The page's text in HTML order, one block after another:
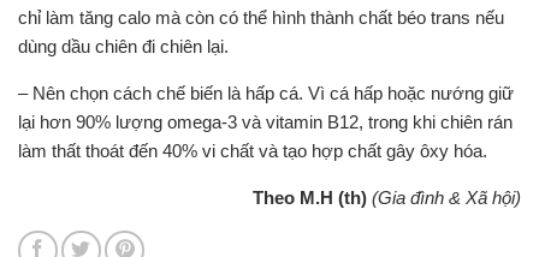
chỉ làm tăng calo mà còn có thể hình thành chất béo trans nếu
dùng dầu chiên đi chiên lại.
– Nên chọn cách chế biến là hấp cá. Vì cá hấp hoặc nướng giữ
lại hơn 90% lượng omega-3 và vitamin B12, trong khi chiên rán
làm thất thoát đến 40% vi chất và tạo hợp chất gây ôxy hóa.
Theo M.H (th) (Gia đình & Xã hội)